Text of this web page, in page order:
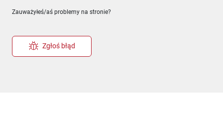
Zauważyłeś/aś problemy na stronie?
Zgłoś błąd